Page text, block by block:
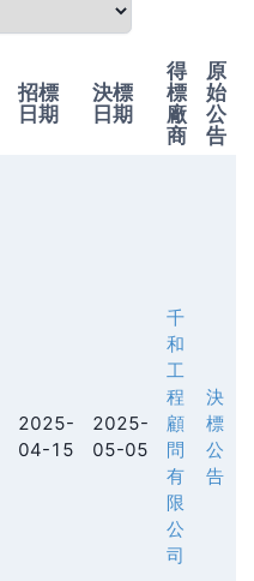
招標
日期
決標
日期
得
標
廠
商
原
始
公
告
2025-
04-15
2025-
05-05
千
和
工
程
顧
問
有
限
公
司
決
標
公
告